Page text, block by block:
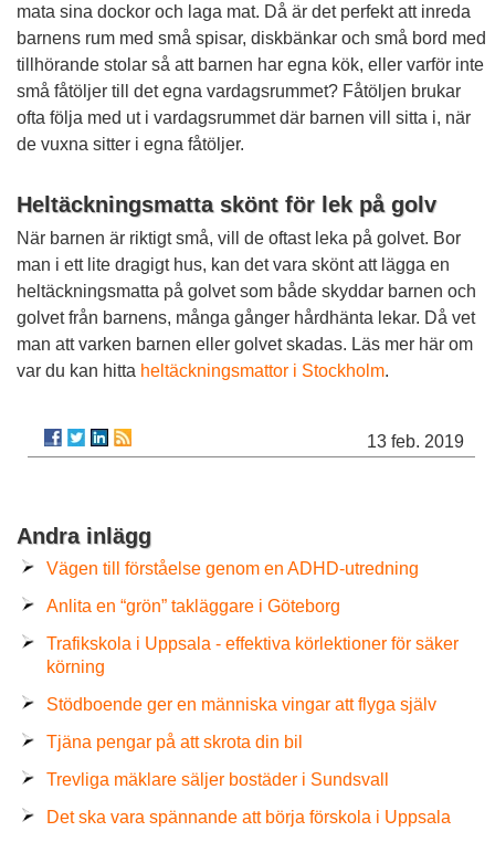
mata sina dockor och laga mat. Då är det perfekt att inreda
barnens rum med små spisar, diskbänkar och små bord med
tillhörande stolar så att barnen har egna kök, eller varför inte
små fåtöljer till det egna vardagsrummet? Fåtöljen brukar
ofta följa med ut i vardagsrummet där barnen vill sitta i, när
de vuxna sitter i egna fåtöljer.
Heltäckningsmatta skönt för lek på golv
När barnen är riktigt små, vill de oftast leka på golvet. Bor
man i ett lite dragigt hus, kan det vara skönt att lägga en
heltäckningsmatta på golvet som både skyddar barnen och
golvet från barnens, många gånger hårdhänta lekar. Då vet
man att varken barnen eller golvet skadas. Läs mer här om
var du kan hitta heltäckningsmattor i Stockholm.
13 feb. 2019
Andra inlägg
Vägen till förståelse genom en ADHD-utredning
Anlita en “grön” takläggare i Göteborg
Trafikskola i Uppsala - effektiva körlektioner för säker
körning
Stödboende ger en människa vingar att flyga själv
Tjäna pengar på att skrota din bil
Trevliga mäklare säljer bostäder i Sundsvall
Det ska vara spännande att börja förskola i Uppsala